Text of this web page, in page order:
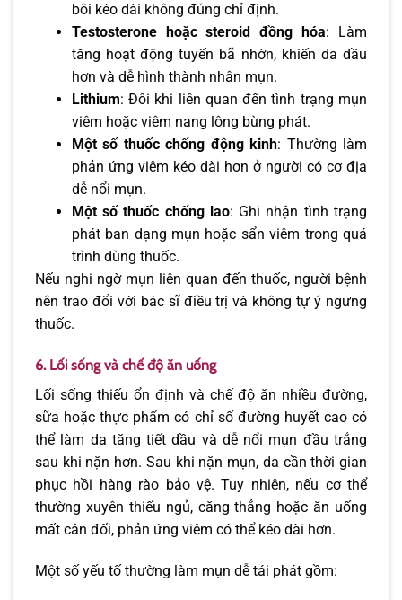
bôi kéo dài không đúng chỉ định.
Testosterone hoặc steroid đồng hóa: Làm
tăng hoạt động tuyến bã nhờn, khiến da dầu
hơn và dễ hình thành nhân mụn.
Lithium: Đôi khi liên quan đến tình trạng mụn
viêm hoặc viêm nang lông bùng phát.
Một số thuốc chống động kinh: Thường làm
phản ứng viêm kéo dài hơn ở người có cơ địa
dễ nổi mụn.
Một số thuốc chống lao: Ghi nhận tình trạng
phát ban dạng mụn hoặc sẩn viêm trong quá
trình dùng thuốc.
Nếu nghi ngờ mụn liên quan đến thuốc, người bệnh
nên trao đổi với bác sĩ điều trị và không tự ý ngưng
thuốc.
6. Lối sống và chế độ ăn uống
Lối sống thiếu ổn định và chế độ ăn nhiều đường,
sữa hoặc thực phẩm có chỉ số đường huyết cao có
thể làm da tăng tiết dầu và dễ nổi mụn đầu trắng
sau khi nặn hơn. Sau khi nặn mụn, da cần thời gian
phục hồi hàng rào bảo vệ. Tuy nhiên, nếu cơ thể
thường xuyên thiếu ngủ, căng thẳng hoặc ăn uống
mất cân đối, phản ứng viêm có thể kéo dài hơn.
Một số yếu tố thường làm mụn dễ tái phát gồm: